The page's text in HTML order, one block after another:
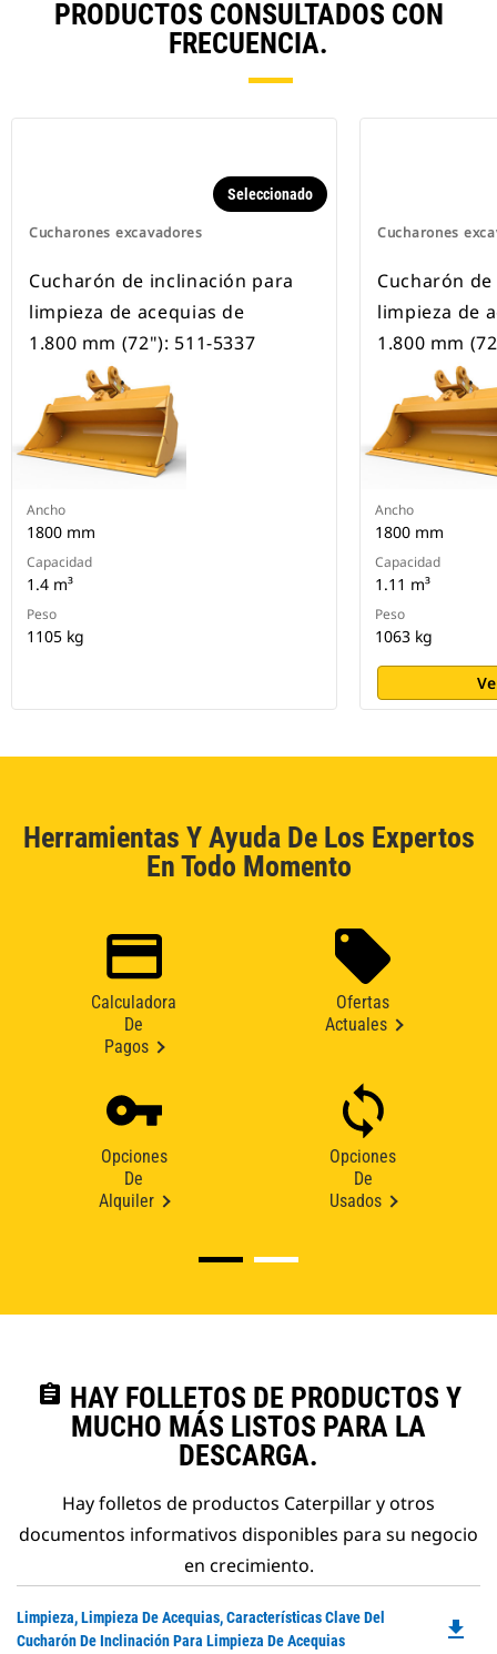
PRODUCTOS CONSULTADOS CON
FRECUENCIA.
Cucharones excavadores
Seleccionado
Cucharón de inclinación para
limpieza de acequias de
1.800 mm (72"): 511-5337
Ancho
1800 mm
Capacidad
1.4 m³
Peso
1105 kg
Cucharones
Cucharón
limpieza de
1.800 mm
Ancho
1800 mm
Capacidad
1.11 m³
Peso
1063 kg
Herramientas Y Ayuda De Los Expertos
En Todo Momento
Calculadora
De
Pagos
Ofertas
Actuales
Opciones
De
Alquiler
Opciones
De
Usados
assignment HAY FOLLETOS DE PRODUCTOS Y
MUCHO MÁS LISTOS PARA LA
DESCARGA.
Hay folletos de productos Caterpillar y otros
documentos informativos disponibles para su negocio
en crecimiento.
Limpieza, Limpieza De Acequias, Características Clave Del
Cucharón De Inclinación Para Limpieza De Acequias
file_download